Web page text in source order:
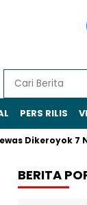
PERS RILIS
Dikeroyok 7
BERITA